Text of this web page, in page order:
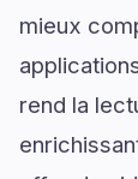
mieux
rend la